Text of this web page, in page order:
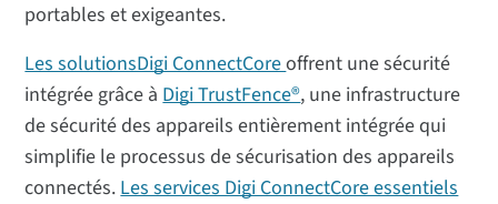
portables et exigeantes.
Les solutionsDigi ConnectCoreoffrent une sécurité
intégrée grâce àDigi TrustFence®, une infrastructure
de sécurité des appareils entièrement intégrée qui
simplifie le processus de sécurisation des appareils
connectés.Les services Digi ConnectCore essentiels